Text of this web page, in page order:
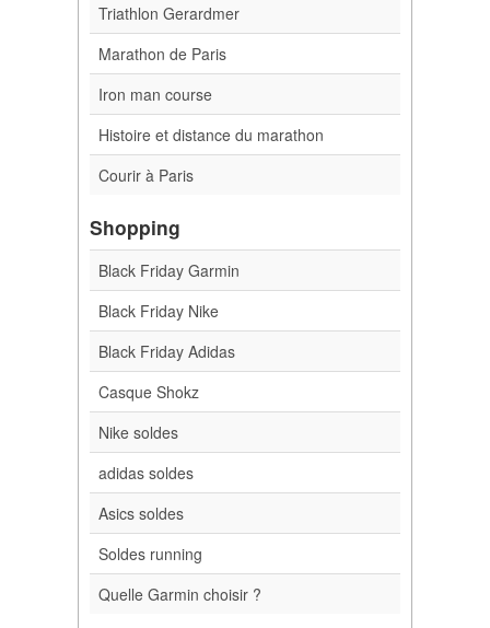
Triathlon Gerardmer
Marathon de Paris
Iron man course
Histoire et distance du marathon
Courir à Paris
Shopping
Black Friday Garmin
Black Friday Nike
Black Friday Adidas
Casque Shokz
Nike soldes
adidas soldes
Asics soldes
Soldes running
Quelle Garmin choisir ?